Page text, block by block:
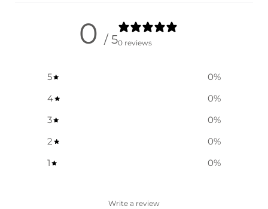
0 / 50 reviews
5 0%
4
0%
3
0%
2
0%
1
0%
Write a review